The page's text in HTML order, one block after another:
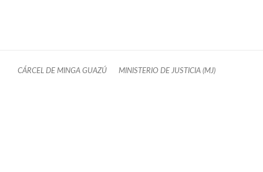
CÁRCEL DE MINGA GUAZÚ MINISTERIO DE JUSTICIA (MJ)